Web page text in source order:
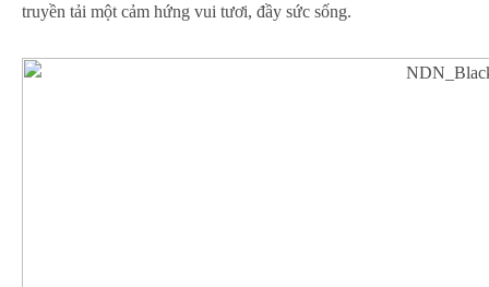
truyền tải một cảm hứng vui tươi, đầy sức sống.